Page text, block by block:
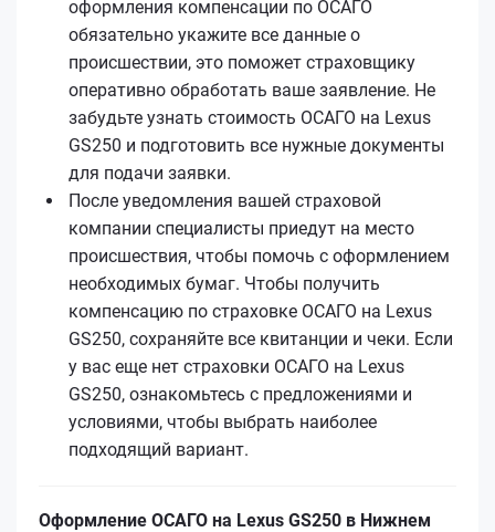
оформления компенсации по ОСАГО
обязательно укажите все данные о
происшествии, это поможет страховщику
оперативно обработать ваше заявление. Не
забудьте узнать стоимость ОСАГО на Lexus
GS250 и подготовить все нужные документы
для подачи заявки.
После уведомления вашей страховой
компании специалисты приедут на место
происшествия, чтобы помочь с оформлением
необходимых бумаг. Чтобы получить
компенсацию по страховке ОСАГО на Lexus
GS250, сохраняйте все квитанции и чеки. Если
у вас еще нет страховки ОСАГО на Lexus
GS250, ознакомьтесь с предложениями и
условиями, чтобы выбрать наиболее
подходящий вариант.
Оформление ОСАГО на Lexus GS250 в Нижнем